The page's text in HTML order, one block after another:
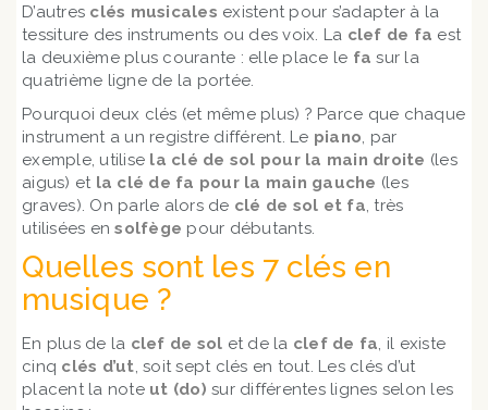
D’autres clés musicales existent pour s’adapter à la
tessiture des instruments ou des voix. La clef de fa est
la deuxième plus courante : elle place le fa sur la
quatrième ligne de la portée.
Pourquoi deux clés (et même plus) ? Parce que chaque
instrument a un registre différent. Le piano , par
exemple, utilise la clé de sol pour la main droite (les
aigus) et la clé de fa pour la main gauche (les
graves). On parle alors de clé de sol et fa , très
utilisées ensolfège pour débutants.
Quelles sont les 7 clés en
musique ?
En plus de la clef de sol et de la clef de fa , il existe
cinq clés d’ut , soit sept clés en tout. Les clés d’ut
placent la note ut (do) sur différentes lignes selon les